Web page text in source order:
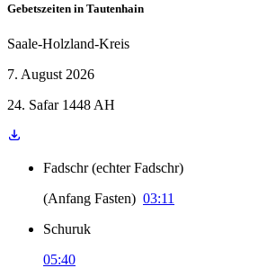
Gebetszeiten in Tautenhain
Saale-Holzland-Kreis
7. August 2026
24. Safar 1448 AH
Fadschr (echter Fadschr)
(Anfang Fasten) 03:11
Schuruk
05:40